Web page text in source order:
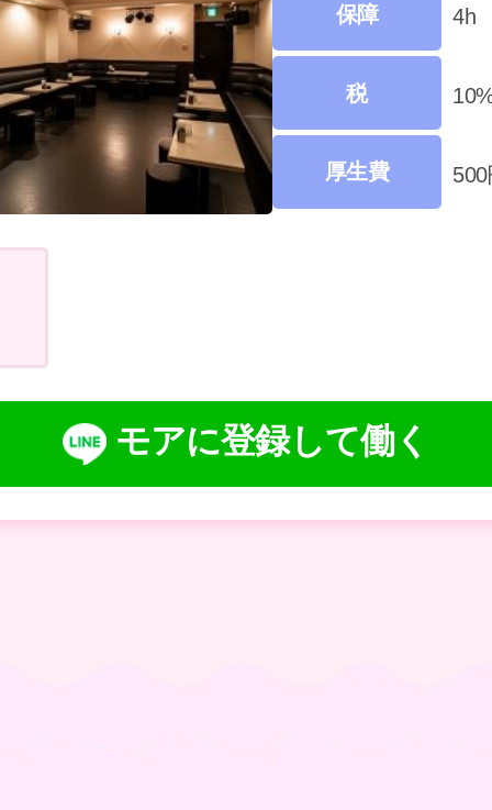
保障 4h
税
厚生費 500
モアに登録して働く